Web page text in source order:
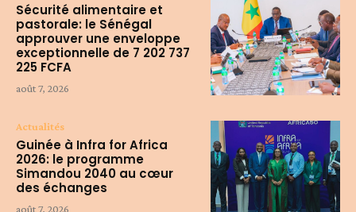
Sécurité alimentaire et
pastorale: le Sénégal
approuver une enveloppe
exceptionnelle de 7 202 737
225 FCFA
août 7, 2026
Actualités
Guinée à Infra for Africa
2026: le programme
Simandou 2040 au cœur
des échanges
août 7, 2026